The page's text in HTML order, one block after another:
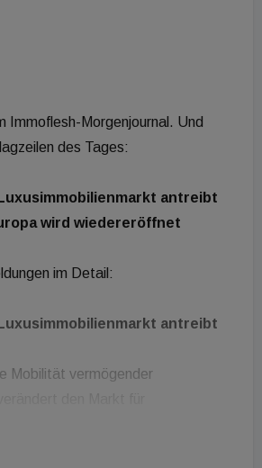
Immoflesh-Morgenjournal. Und
des Tages:
antreibt
wird wiedereröffnet
im Detail:
antreibt
Mobilität vermögender